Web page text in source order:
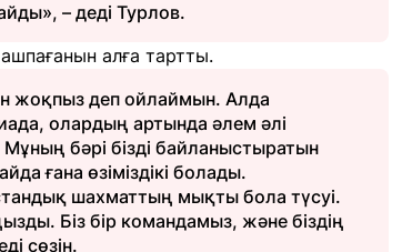
– деді Турлов.
алға тартты.
жоқпыз деп ойлаймын. Алда
олардың артында әлем әлі
бәрі бізді байланыстыратын
ғана өзіміздікі болады.
шахматтың мықты бола түсуі.
Біз бір командамыз, және біздің
сөзін.